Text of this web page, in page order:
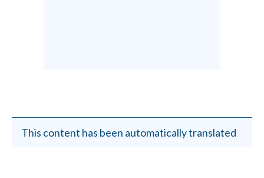
This content has been automatically translated